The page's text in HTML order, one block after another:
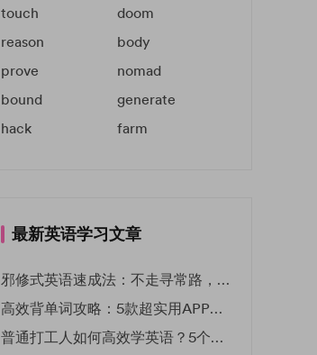
touch
doom
reason
body
prove
nomad
bound
generate
hack
farm
最新英语学习文章
邪修式英语速成法：不走寻常路，英语战力狂飙！
高效背单词攻略：5款超实用APP推荐 | EF英孚教育
普通打工人如何高效学英语？5个实用技巧助你突破职场瓶颈